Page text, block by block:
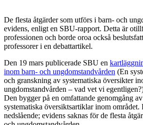
De flesta åtgärder som utförs i barn- och
evidens, enligt en SBU-rapport. Detta är
professionen och borde oroa också
professorer i en debattartikel.
Den 19 mars publicerade SBU en
inom barn- och ungdomstandvården (En
och granskning av systematiska översikter
ungdomstandvården – vad vet vi
Den bygger på en omfattande genomgång
systematiska översiktsartiklar inom området.
nedslående; evidens saknas för de flesta